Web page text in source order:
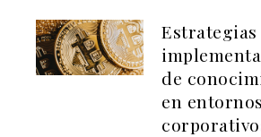
Estrategias
de
en entornos